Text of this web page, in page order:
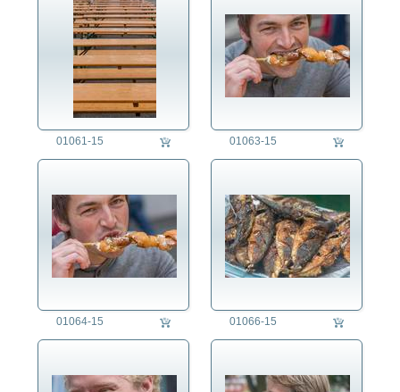
auftragsproduktion
fotoagentur
für fotografen
agb
01061-15 01063-15
01064-15 01066-15